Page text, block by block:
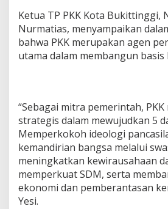
Ketua TP PKK Kota Bukittinggi,
Nurmatias, menyampaikan
bahwa PKK merupakan agen
utama dalam membangun basis
“Sebagai mitra pemerintah,
strategis dalam mewujudkan 5
Memperkokoh ideologi
kemandirian bangsa melalui
meningkatkan kewirausahaan
memperkuat SDM, serta
ekonomi dan pemberantasan
Yesi.